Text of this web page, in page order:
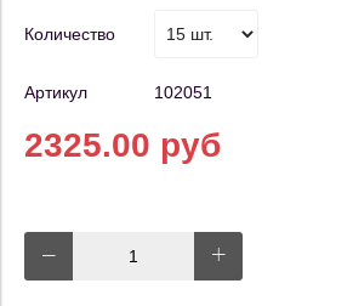
Количество
Артикул 102051
2325.00 руб